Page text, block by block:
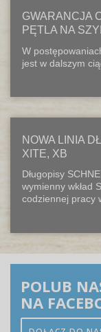
GWARANCJA
PĘTLA NA
W
jest w dalszym
NOWA LINIA
XITE, XB
Długopisy
wymienny wkład
codziennej pracy
POLUB
NA